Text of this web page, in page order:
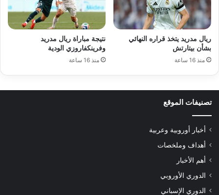
ريال مدريد يتخذ قراره النهائي
بشأن بيتارتش
منذ 16 ساعة
نتيجة مباراة ريال مدريد
وفرينكفاروزي الودية
منذ 16 ساعة
تصنيفات الموقع
أخبار أوروبية وعربية
أهداف وملخصات
أهم الأخبار
الدوري الأوروبي
الدوري الإسباني